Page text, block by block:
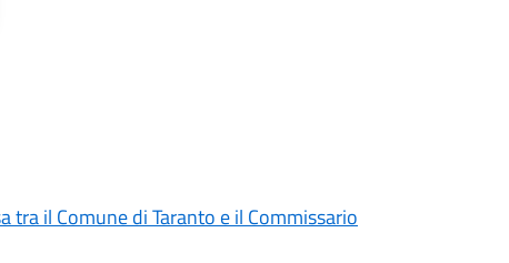
il Comune di Taranto e il Commissario